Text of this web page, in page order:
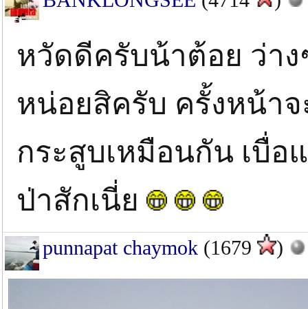
หวัดดีครับน้าต้อย ว่า
หน่อยสิครับ ครั้งหน้าจ
กระสูบเหมือนกัน เบื่
ป่าสักเนี่ย
punnapat chaymok (1679 )